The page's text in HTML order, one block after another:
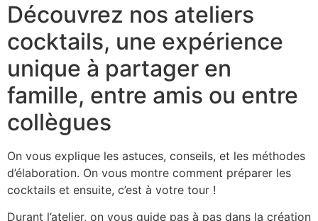
Découvrez nos ateliers
cocktails, une expérience
unique à partager en
famille, entre amis ou entre
collègues
On vous explique les astuces, conseils, et les méthodes
d’élaboration. On vous montre comment préparer les
cocktails et ensuite, c’est à votre tour !
Durant l’atelier, on vous guide pas à pas dans la création